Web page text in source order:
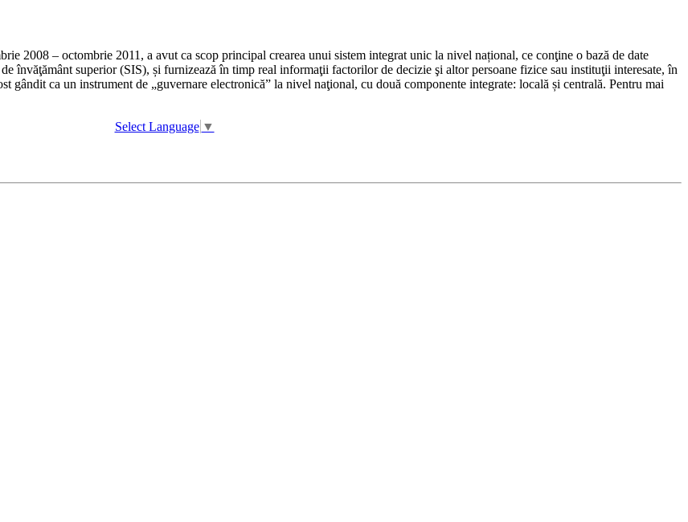
2008 – octombrie 2011, a avut ca scop principal crearea unui sistem integrat unic la nivel național, ce conţine o bază de date
învăţământ superior (SIS), și furnizează în timp real informaţii factorilor de decizie şi altor persoane fizice sau instituţii interesate, în
gândit ca un instrument de „guvernare electronică” la nivel naţional, cu două componente integrate: locală și centrală. Pentru mai
Select Language ▼